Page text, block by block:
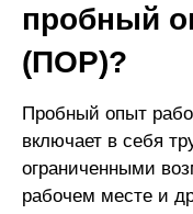
пробный
(ПОР)?
Пробный опыт
включает в себя
ограниченными
рабочем месте и